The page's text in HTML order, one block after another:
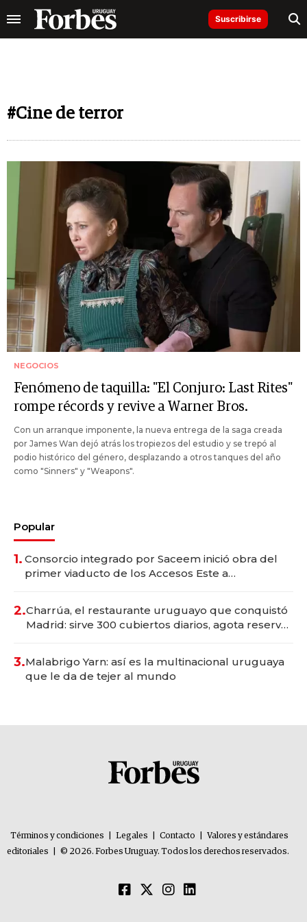
Suscribirse
#Cine de terror
NEGOCIOS
Fenómeno de taquilla: "El Conjuro: Last Rites"
rompe récords y revive a Warner Bros.
Con un arranque imponente, la nueva entrega de la saga creada
por James Wan dejó atrás los tropiezos del estudio y se trepó al
podio histórico del género, desplazando a otros tanques del año
como "Sinners" y "Weapons".
Popular
1. Consorcio integrado por Saceem inició obra del
primer viaducto de los Accesos Este a
2.Charrúa, el restaurante uruguayo que conquistó
Madrid: sirve 300 cubiertos diarios, agota reservas
3.Malabrigo Yarn: así es la multinacional uruguaya
que le da de tejer al mundo
Términos y condiciones Legales Contacto
Valores y estándares
editoriales
© 2026. Forbes Uruguay. Todos los derechos reservados.